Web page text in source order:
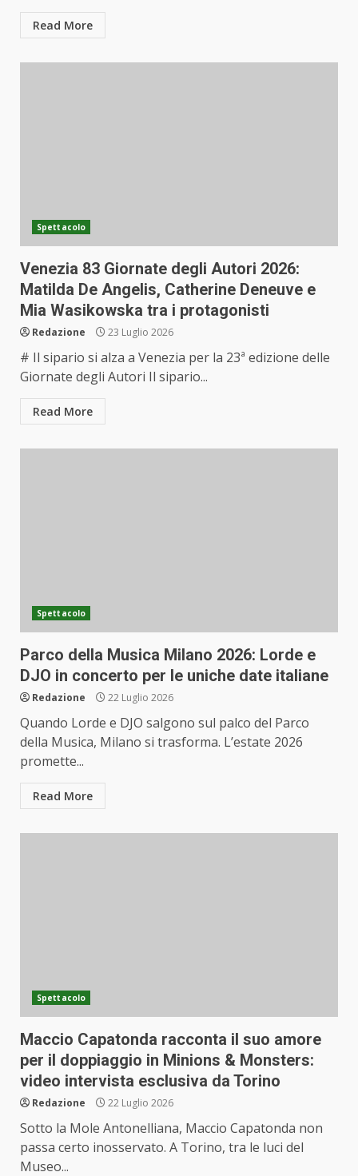
Read More
Spettacolo
Venezia 83 Giornate degli Autori 2026:
Matilda De Angelis, Catherine Deneuve e
Mia Wasikowska tra i protagonisti
Redazione 23 Luglio 2026
# Il sipario si alza a Venezia per la 23ª edizione delle
Giornate degli Autori Il sipario...
Read More
Spettacolo
Parco della Musica Milano 2026: Lorde e
DJO in concerto per le uniche date italiane
Redazione 22 Luglio 2026
Quando Lorde e DJO salgono sul palco del Parco
della Musica, Milano si trasforma. L’estate 2026
promette...
Read More
Spettacolo
Maccio Capatonda racconta il suo amore
per il doppiaggio in Minions & Monsters:
video intervista esclusiva da Torino
Redazione 22 Luglio 2026
Sotto la Mole Antonelliana, Maccio Capatonda non
passa certo inosservato. A Torino, tra le luci del
Museo...